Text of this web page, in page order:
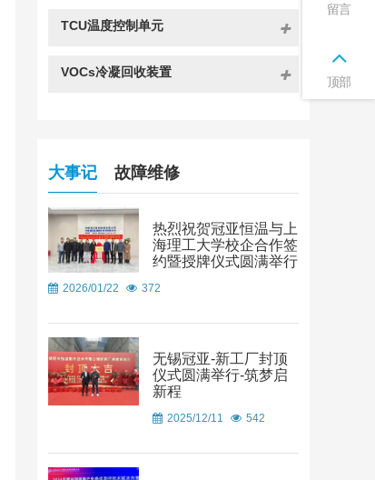
TCU温度控制单元
VOCs冷凝回收装置
大事记 故障维修
热烈祝贺冠亚恒温与上
海理工大学校企合作签
约暨授牌仪式圆满举行
2026/01/22 372
无锡冠亚-新工厂封顶
仪式圆满举行-筑梦启
新程
2025/12/11 542
留言
顶部